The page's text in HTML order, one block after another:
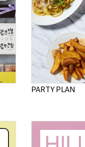
PARTY PLAN